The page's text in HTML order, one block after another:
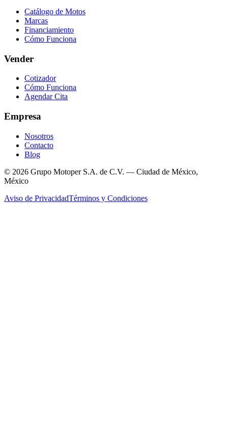
Catálogo de Motos
Marcas
Financiamiento
Cómo Funciona
Vender
Cotizador
Cómo Funciona
Agendar Cita
Empresa
Nosotros
Contacto
Blog
© 2026 Grupo Motoper S.A. de C.V. — Ciudad de México,
México
Aviso de PrivacidadTérminos y Condiciones